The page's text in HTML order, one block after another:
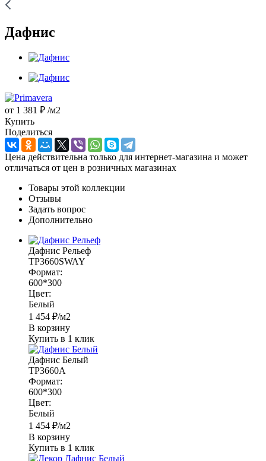
Дафнис
от 1 381 ₽ /м2
Купить
Поделиться
Цена действительна только для интернет-магазина и может
отличаться от цен в розничных магазинах
Товары этой коллекции
Отзывы
Задать вопрос
Дополнительно
Дафнис Рельеф
TP3660SWAY
Формат:
600*300
Цвет:
Белый
1 454 ₽/м2
В корзину
Купить в 1 клик
Дафнис Белый
TP3660A
Формат:
600*300
Цвет:
Белый
1 454 ₽/м2
В корзину
Купить в 1 клик